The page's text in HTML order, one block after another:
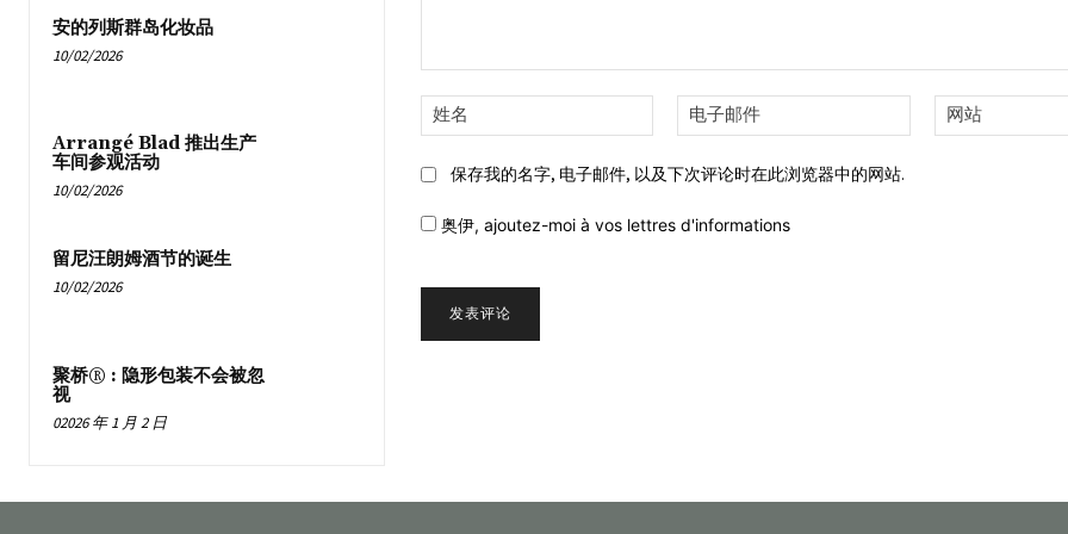
安的列斯群岛化妆品
10/02/2026
Arrangé Blad 推出生产
车间参观活动
10/02/2026
留尼汪朗姆酒节的诞生
10/02/2026
聚桥® : 隐形包装不会被忽
视
02026 年 1 月 2 日
论:
名:*
子
保存我的名字, 电子邮件, 以及下次评论时在此浏览器中的网站.
奥伊, ajoutez-moi à vos lettres d'informations